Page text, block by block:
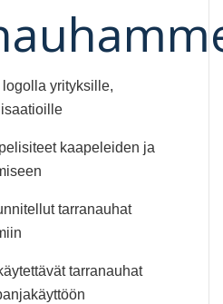
logolla yrityksille,
kaapeleiden ja
tarranauhat
tarranauhat